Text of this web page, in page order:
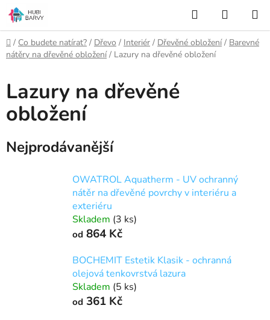
Přejít
na
obsah
Hledat
KOŠÍK
Domů
/ Co budete natírat? / Dřevo / Interiér / Dřevěné obložení / Barevné
nátěry na dřevěné obložení / Lazury na dřevěné obložení
Lazury na dřevěné
obložení
Nejprodávanější
OWATROL Aquatherm - UV ochranný
nátěr na dřevěné povrchy v interiéru a
exteriéru
Skladem (3 ks)
od 864 Kč
BOCHEMIT Estetik Klasik - ochranná
olejová tenkovrstvá lazura
Skladem (5 ks)
od 361 Kč